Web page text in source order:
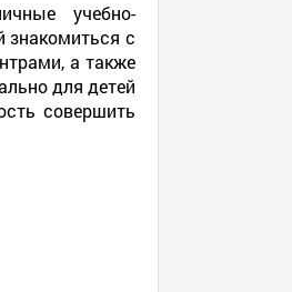
учебно-
знакомиться с
а также
для детей
совершить